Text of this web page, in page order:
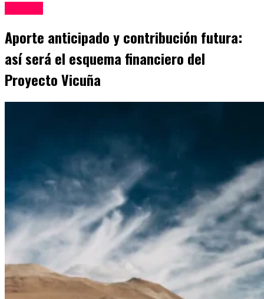
Aporte anticipado y contribución futura:
así será el esquema financiero del
Proyecto Vicuña